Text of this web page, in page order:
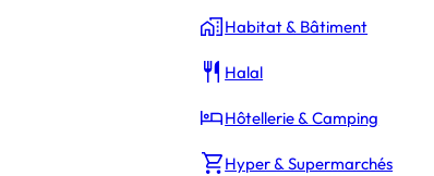
Habitat & Bâtiment
Halal
Hôtellerie & Camping
Hyper & Supermarchés